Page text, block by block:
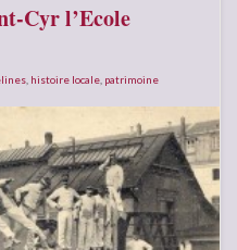
Cyr l’Ecole
histoire locale patrimoine